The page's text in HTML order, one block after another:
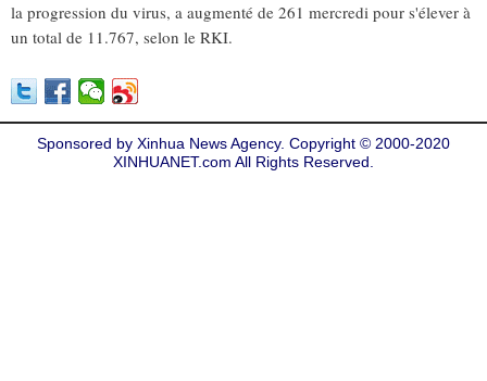
la progression du virus, a augmenté de 261 mercredi pour s'élever à
un total de 11.767, selon le RKI.
Sponsored by Xinhua News Agency. Copyright © 2000-2020
XINHUANET.com All Rights Reserved.